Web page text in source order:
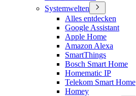
Systemwelten
Alles entdecken
Google Assistant
Apple Home
Amazon Alexa
SmartThings
Bosch Smart Home
Homematic IP
Telekom Smart Home
Homey